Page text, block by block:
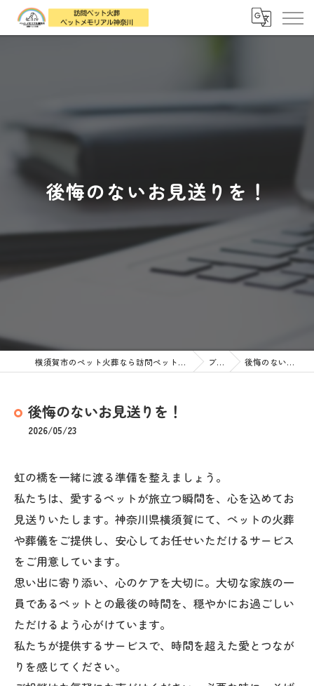
後悔のないお見送りを！
横須賀市のペット火葬なら訪問ペット火葬 ペットメモリアル神奈川 ブログ 後悔のないお見送りを！
後悔のないお見送りを！
2026/05/23
虹の橋を一緒に渡る準備を整えましょう。
私たちは、愛するペットが旅立つ瞬間を、心を込めてお
見送りいたします。神奈川県横須賀にて、ペットの火葬
や葬儀をご提供し、安心してお任せいただけるサービス
をご用意しています。
思い出に寄り添い、心のケアを大切に。大切な家族の一
員であるペットとの最後の時間を、穏やかにお過ごしい
ただけるよう心がけています。
私たちが提供するサービスで、時間を超えた愛とつなが
りを感じてください。